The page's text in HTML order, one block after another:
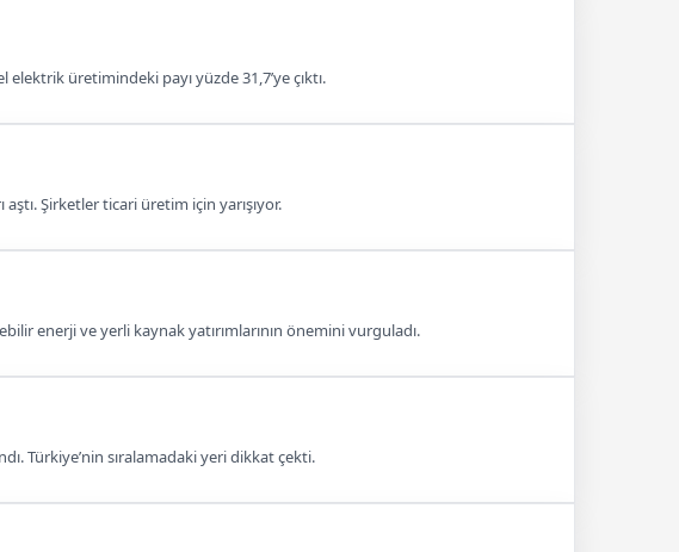
üretimindeki payı yüzde 31,7’ye çıktı.
Şirketler ticari üretim için yarışıyor.
enerji ve yerli kaynak yatırımlarının önemini vurguladı.
Türkiye’nin sıralamadaki yeri dikkat çekti.